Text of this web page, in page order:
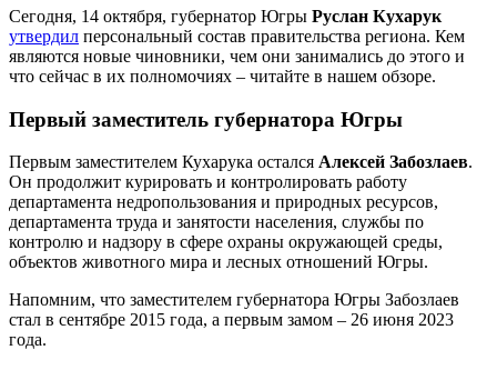
Сегодня, 14 октября, губернатор Югры Руслан Кухарук
утвердил персональный состав правительства региона. Кем
являются новые чиновники, чем они занимались до этого и
что сейчас в их полномочиях ‒ читайте в нашем обзоре.
Первый заместитель губернатора Югры
Первым заместителем Кухарука остался Алексей Забозлаев.
Он продолжит курировать и контролировать работу
департамента недропользования и природных ресурсов,
департамента труда и занятости населения, службы по
контролю и надзору в сфере охраны окружающей среды,
объектов животного мира и лесных отношений Югры.
Напомним, что заместителем губернатора Югры Забозлаев
стал в сентябре 2015 года, а первым замом ‒ 26 июня 2023
года.